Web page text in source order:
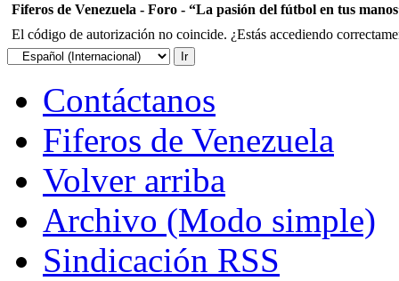
Fiferos de Venezuela - Foro - “La pasión del fútbol en tus
El código de autorización no coincide. ¿Estás accediendo
Contáctanos
Fiferos de Venezuela
Volver arriba
Archivo (Modo simple)
Sindicación RSS